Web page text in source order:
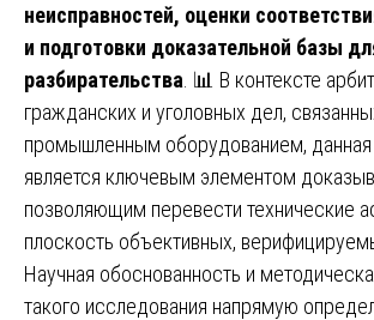
неисправностей, оценки
и подготовки доказательной базы
разбирательства . 📊 В контексте
гражданских и уголовных дел,
промышленным оборудованием,
является ключевым элементом
позволяющим перевести технические
плоскость объективных,
Научная обоснованность и
такого исследования напрямую